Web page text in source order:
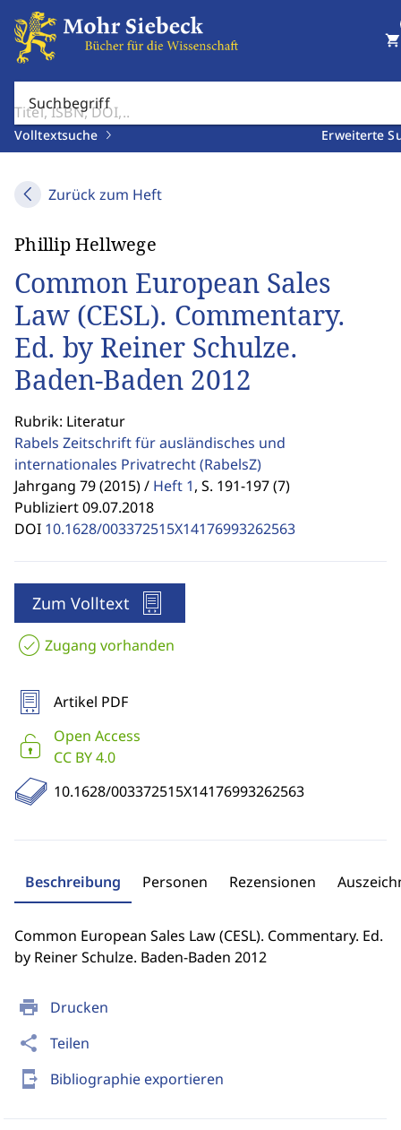
Suchbegriff
Volltextsuche Erweiterte
shopping_cart
Zurück zum Heft
print Drucken
share Teilen
send_to_mobile Bibliographie exportieren
Phillip Hellwege
Common European Sales
Law (CESL). Commentary.
Ed. by Reiner Schulze.
Baden-Baden 2012
Rubrik: Literatur
Rabels Zeitschrift für ausländisches und
internationales Privatrecht(RabelsZ)
Jahrgang 79 (2015) / Heft 1, S. 191-197 (7)
Publiziert 09.07.2018
DOI 10.1628/003372515X14176993262563
Zum Volltext
Zugang vorhanden
Artikel PDF
Open Access
CC BY 4.0
10.1628/003372515X14176993262563
Beschreibung Personen Rezensionen
Common European Sales Law (CESL). Commentary. Ed.
by Reiner Schulze. Baden-Baden 2012